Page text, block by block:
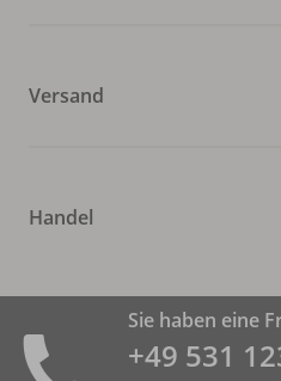
Versand
Handel
Sie haben eine
+49 531